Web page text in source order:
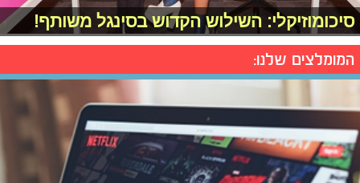
סיכומוזיקלי: השילוש הקדוש בסינגל משותף!
המומלצים שלנו: